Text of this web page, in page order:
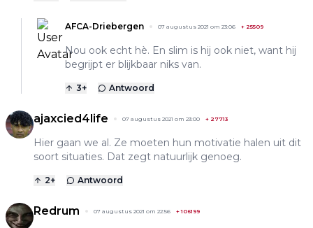
AFCA-Driebergen 07 augustus 2021 om 23:06 + 25509
Nou ook echt hè. En slim is hij ook niet, want hij
begrijpt er blijkbaar niks van.
3+ Antwoord
ajaxcied4life 07 augustus 2021 om 23:00 + 27713
Hier gaan we al. Ze moeten hun motivatie halen uit dit
soort situaties. Dat zegt natuurlijk genoeg.
2+ Antwoord
Redrum 07 augustus 2021 om 22:56 +106199